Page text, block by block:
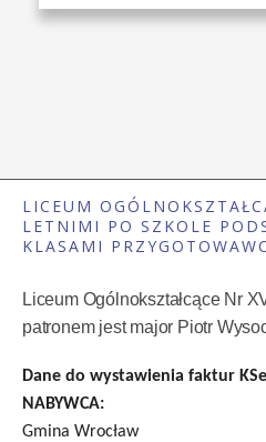
LICEUM
LETNIMI PO SZKOLE
KLASAMI
Liceum Ogólnokształcące Nr
patronem jest major Piotr
Dane do wystawienia faktur
NABYWCA:
Gmina Wrocław